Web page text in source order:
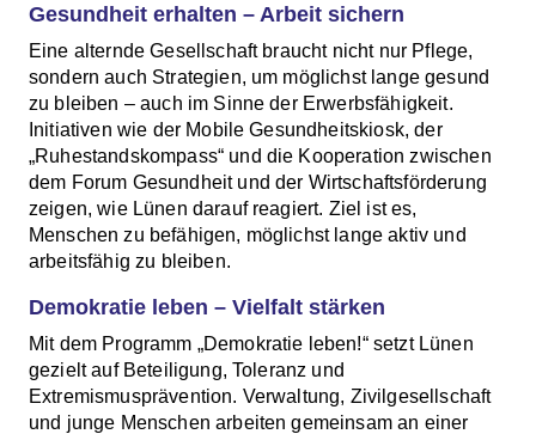
Gesundheit erhalten – Arbeit sichern
Eine alternde Gesellschaft braucht nicht nur Pflege,
sondern auch Strategien, um möglichst lange gesund
zu bleiben – auch im Sinne der Erwerbsfähigkeit.
Initiativen wie der Mobile Gesundheitskiosk, der
„Ruhestandskompass“ und die Kooperation zwischen
dem Forum Gesundheit und der Wirtschaftsförderung
zeigen, wie Lünen darauf reagiert. Ziel ist es,
Menschen zu befähigen, möglichst lange aktiv und
arbeitsfähig zu bleiben.
Demokratie leben – Vielfalt stärken
Mit dem Programm „Demokratie leben!“ setzt Lünen
gezielt auf Beteiligung, Toleranz und
Extremismusprävention. Verwaltung, Zivilgesellschaft
und junge Menschen arbeiten gemeinsam an einer